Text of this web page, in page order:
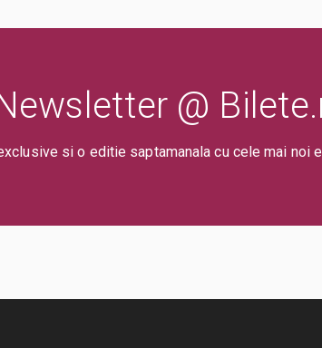
@
si o editie saptamanala cu cele mai noi